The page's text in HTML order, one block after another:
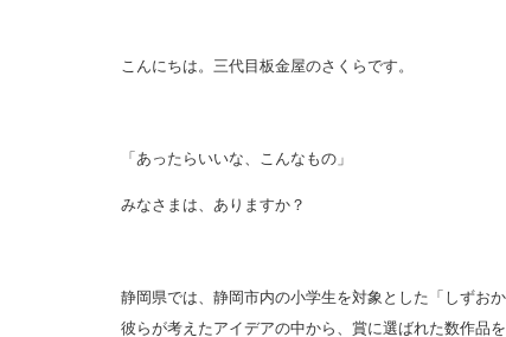
こんにちは。三代目板金屋のさくらです。
「あったらいいな、こんなもの」
みなさまは、ありますか？
静岡県では、静岡市内の小学生を対象とした「しずお
彼らが考えたアイデアの中から、賞に選ばれた数作品